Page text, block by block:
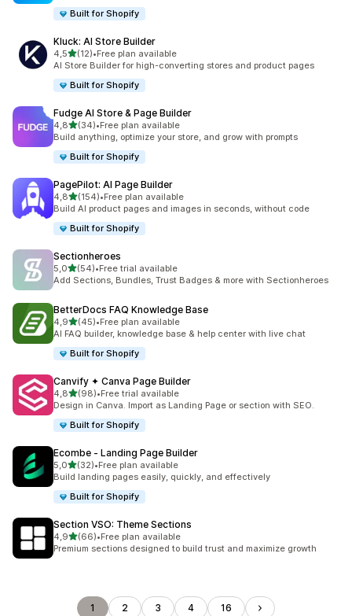
Built for Shopify
Kluck: AI Store Builder
4,5de 5 estrelas
(12)
12 total de avaliações
•Free plan available
AI Store Builder for high-converting stores and product pages
Built for Shopify
Fudge AI Store & Page Builder
4,8de 5 estrelas
(34)
34 total de avaliações
•Free plan available
Build anything, optimize your store, and grow with prompts
Built for Shopify
PagePilot: AI Page Builder
4,8de 5 estrelas
(154)
154 total de avaliações
•Free plan available
Build AI product pages and images in seconds, without code
Built for Shopify
Sectionheroes
5,0de 5 estrelas
(54)
54 total de avaliações
•Free trial available
Add Sections, Bundles, Trust Badges & more with Sectionheroes
BetterDocs FAQ Knowledge Base
4,9de 5 estrelas
(45)
45 total de avaliações
•Free plan available
AI FAQ builder, knowledge base & help center with live chat
Built for Shopify
Canvify ✦ Canva Page Builder
4,8de 5 estrelas
(98)
98 total de avaliações
•Free trial available
Design in Canva. Import as Landing Page or section with SEO.
Built for Shopify
Ecombe ‑ Landing Page Builder
5,0de 5 estrelas
(32)
32 total de avaliações
•Free plan available
Build landing pages easily, quickly, and effectively
Built for Shopify
Section VSO: Theme Sections
4,9de 5 estrelas
(66)
66 total de avaliações
•Free plan available
Premium sections designed to build trust and maximize growth
1 2 3 4 16